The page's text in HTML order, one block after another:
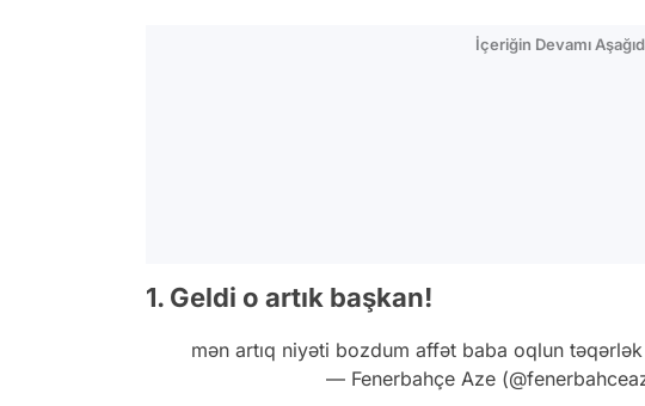
İçeriğin Devamı
1. Geldi o artık başkan!
mən artıq niyəti bozdum affət baba oqlun
— Fenerbahçe Aze